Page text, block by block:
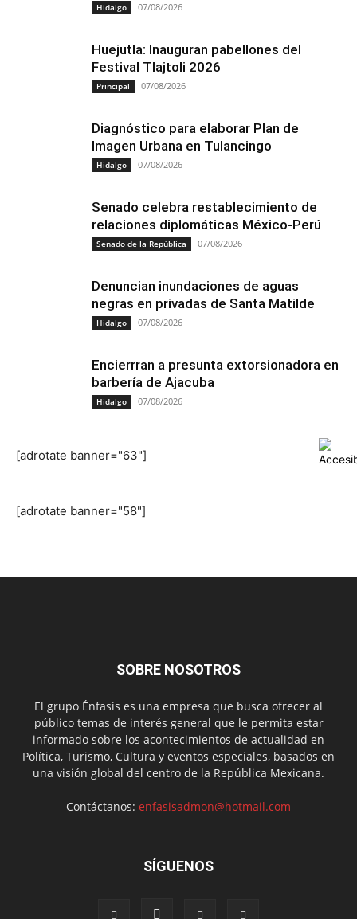
Hidalgo 07/08/2026
Huejutla: Inauguran pabellones del
Festival Tlajtoli 2026
Principal 07/08/2026
Diagnóstico para elaborar Plan de
Imagen Urbana en Tulancingo
Hidalgo 07/08/2026
Senado celebra restablecimiento de
relaciones diplomáticas México-Perú
Senado de la República 07/08/2026
Denuncian inundaciones de aguas
negras en privadas de Santa Matilde
Hidalgo 07/08/2026
Encierrran a presunta extorsionadora en
barbería de Ajacuba
Hidalgo 07/08/2026
[adrotate banner="63"]
[adrotate banner="58"]
SOBRE NOSOTROS
El grupo Énfasis es una empresa que busca ofrecer al
público temas de interés general que le permita estar
informado sobre los acontecimientos de actualidad en
Política, Turismo, Cultura y eventos especiales, basados en
una visión global del centro de la República Mexicana.
Contáctanos: enfasisadmon@hotmail.com
SÍGUENOS